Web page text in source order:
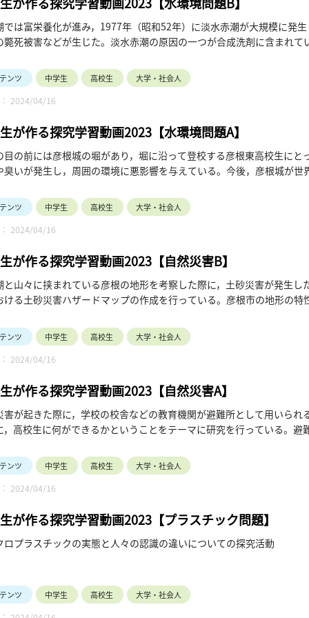
では富栄養化が進み，1977年（昭和52年）に淡水赤潮が大規模に発
斃死被害などが生じた。淡水赤潮の原因の一つが合成洗剤に含まれ
の，琵琶湖南部（南湖）においては未だに濃度が高い状態が続いて
現に向けて研究を進めている。まずは現状を把握するために，琵琶
ーに取材をしたところ，リン酸濃度は以前より改善はされており，
の影響が出ることがわかり，他への影響の少ない改善点がないか模
切れることで流れ藻となり，腐敗による悪臭や富栄養化などの問題
システムを調査しながら，琵琶湖で実現可能な流れ藻の回収方法や水
ンツ 中学生 高校生 大学・社会人
2024/04/16
が作る探究学習動画2023【水環境問題A】
目の前には彦根城の堀があり，堀に沿って登校する彦根東高校生に
臭いが発生し，周囲の環境に悪影響を与えている。今後，彦根城が
た，名古屋城で堀の浄化活動が行われたことから，現地にてその活
ンツ 中学生 高校生 大学・社会人
2024/04/16
が作る探究学習動画2023【自然災害B】
と山々に挟まれている彦根の地形を考察した際に，土砂災害が発生
ける土砂災害ハザードマップの作成を行っている。彦根市の地形の
した。土砂災害シミュレーターの使用法を学び，シミュレーション
集め，そのシミュレーションの対象となる山とその観測点を15~20
ーションを終了し，現在は２次元シミュレーションを行っている。
実際にハザードマップの作成を進めた。
ンツ 中学生 高校生 大学・社会人
2024/04/16
が作る探究学習動画2023【自然災害A】
害が起きた際に，学校の校舎などの教育機関が避難所として用いら
，高校生に何ができるかということをテーマに研究を行っている。
イタリアの避難所制度と取り組みに注目をした。周囲が地中海に囲
点が多い。イタリアでは，防災に関する法律や条例が整備されてお
いて考察を進めた。また，災害時，高校生に求められていることを
。防災メモリアルアクション(1月6日)に参加した際に，多くの高校生
後は本校の防災担当者や生徒会などと連携を取り，マニュアル作成
ンツ 中学生 高校生 大学・社会人
2024/04/16
が作る探究学習動画2023【プラスチック問題】
ロプラスチックの実態と人々の認識の違いについての探究活動
ンツ 中学生 高校生 大学・社会人